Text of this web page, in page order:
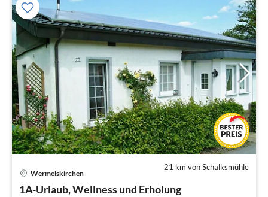
21 km von Schalksmühle
Wermelskirchen
1A-Urlaub, Wellness und Erholung